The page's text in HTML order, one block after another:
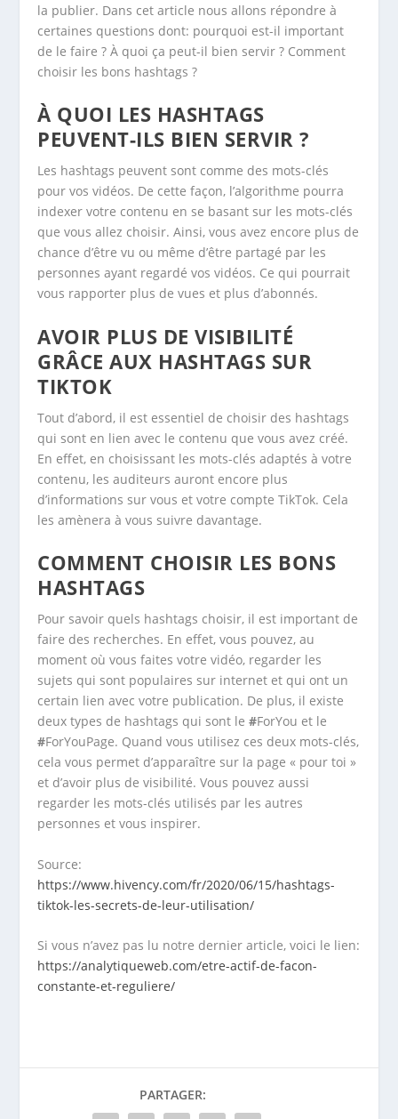
la publier. Dans cet article nous allons répondre à
certaines questions dont: pourquoi est-il important
de le faire ? À quoi ça peut-il bien servir ? Comment
choisir les bons hashtags ?
À QUOI LES HASHTAGS
PEUVENT-ILS BIEN SERVIR ?
Les hashtags peuvent sont comme des mots-clés
pour vos vidéos. De cette façon, l’algorithme pourra
indexer votre contenu en se basant sur les mots-clés
que vous allez choisir. Ainsi, vous avez encore plus de
chance d’être vu ou même d’être partagé par les
personnes ayant regardé vos vidéos. Ce qui pourrait
vous rapporter plus de vues et plus d’abonnés.
AVOIR PLUS DE VISIBILITÉ
GRÂCE AUX HASHTAGS SUR
TIKTOK
Tout d’abord, il est essentiel de choisir des hashtags
qui sont en lien avec le contenu que vous avez créé.
En effet, en choisissant les mots-clés adaptés à votre
contenu, les auditeurs auront encore plus
d’informations sur vous et votre compte TikTok. Cela
les amènera à vous suivre davantage.
COMMENT CHOISIR LES BONS
HASHTAGS
Pour savoir quels hashtags choisir, il est important de
faire des recherches. En effet, vous pouvez, au
moment où vous faites votre vidéo, regarder les
sujets qui sont populaires sur internet et qui ont un
certain lien avec votre publication. De plus, il existe
deux types de hashtags qui sont le#ForYou et le
#ForYouPage. Quand vous utilisez ces deux mots-clés,
cela vous permet d’apparaître sur la page « pour toi »
et d’avoir plus de visibilité. Vous pouvez aussi
regarder les mots-clés utilisés par les autres
personnes et vous inspirer.
Source:
https://www.hivency.com/fr/2020/06/15/hashtags-
tiktok-les-secrets-de-leur-utilisation/
Si vous n’avez pas lu notre dernier article, voici le lien:
https://analytiqueweb.com/etre-actif-de-facon-
constante-et-reguliere/
PARTAGER: